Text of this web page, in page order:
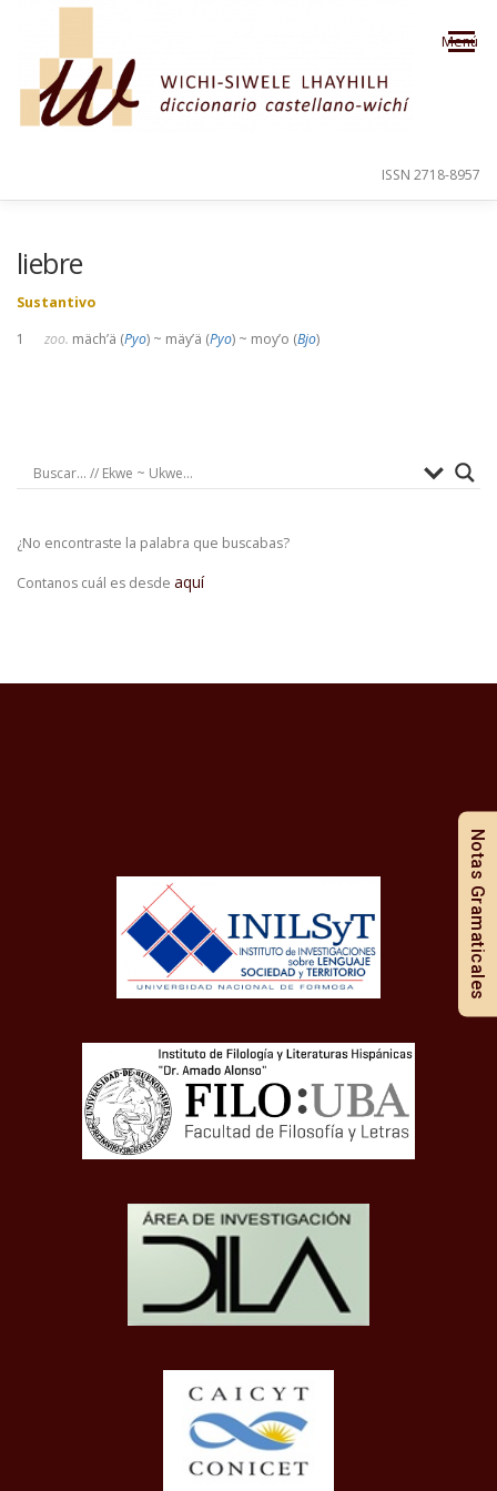
Saltar al contenido
Menú
ISSN 2718-8957
liebre
Sustantivo
1 zoo. mäch’ä (Pyo) ~ mäy’ä (Pyo) ~ moy’o (Bjo)
¿No encontraste la palabra que buscabas?
Contanos cuál es desde aquí
Notas Gramaticales